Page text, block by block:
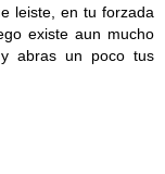
leiste, en tu forzada
existe aun mucho
y abras un poco tus